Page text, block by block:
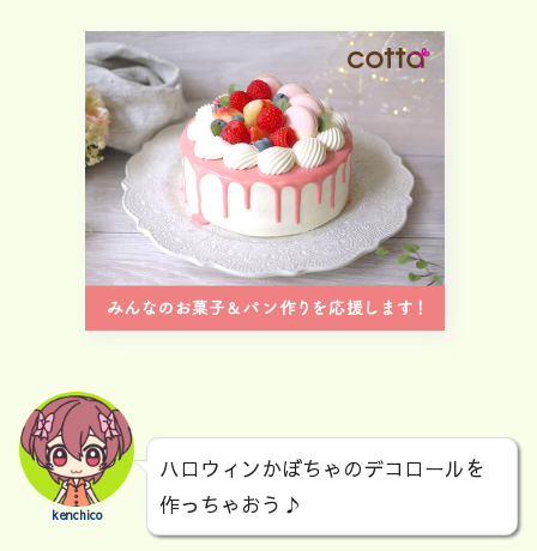
kenchico
ハロウィンかぼちゃのデコロールを
作っちゃおう♪